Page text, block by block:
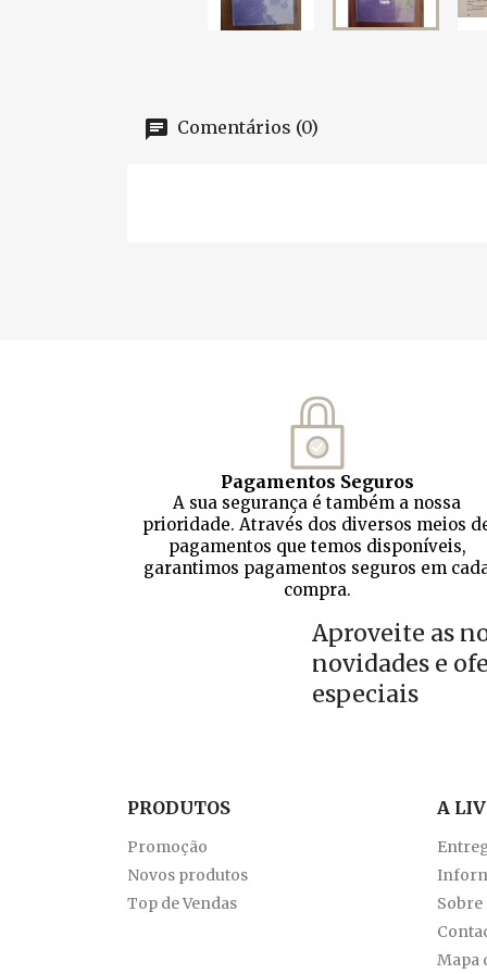
Comentários (0)
Pagamentos Seguros
A sua segurança é também a nossa
prioridade. Através dos diversos meios
pagamentos que temos disponíveis,
garantimos pagamentos seguros em
compra.
Aproveite as
novidades e
especiais
PRODUTOS
Promoção
Novos produtos
Top de Vendas
A
Sobre
Mapa